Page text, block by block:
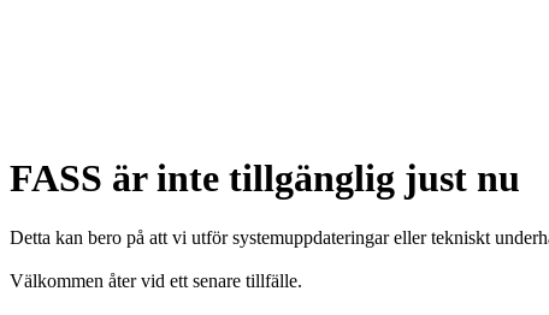
FASS är inte tillgänglig just nu
Detta kan bero på att vi utför systemuppdateringar eller tekniskt
Välkommen åter vid ett senare tillfälle.